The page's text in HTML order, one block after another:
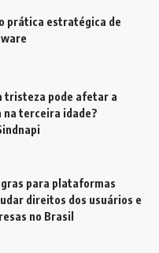
prática estratégica de
tristeza pode afetar a
na terceira idade?
para plataformas
direitos dos usuários e
no Brasil